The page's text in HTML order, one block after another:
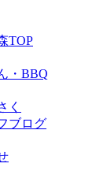
TOP
・BBQ
く
ブログ